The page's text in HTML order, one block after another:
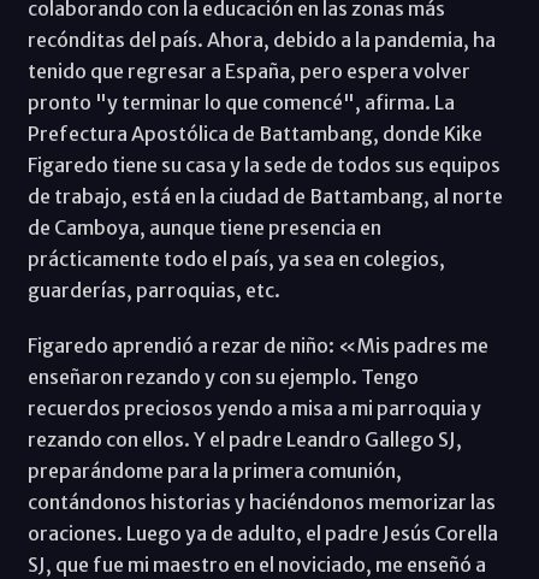
colaborando con la educación en las zonas más
recónditas del país. Ahora, debido a la pandemia, ha
tenido que regresar a España, pero espera volver
pronto "y terminar lo que comencé", afirma. La
Prefectura Apostólica de Battambang, donde Kike
Figaredo tiene su casa y la sede de todos sus equipos
de trabajo, está en la ciudad de Battambang, al norte
de Camboya, aunque tiene presencia en
prácticamente todo el país, ya sea en colegios,
guarderías, parroquias, etc.
Figaredo aprendió a rezar de niño: «Mis padres me
enseñaron rezando y con su ejemplo. Tengo
recuerdos preciosos yendo a misa a mi parroquia y
rezando con ellos. Y el padre Leandro Gallego SJ,
preparándome para la primera comunión,
contándonos historias y haciéndonos memorizar las
oraciones. Luego ya de adulto, el padre Jesús Corella
SJ, que fue mi maestro en el noviciado, me enseñó a